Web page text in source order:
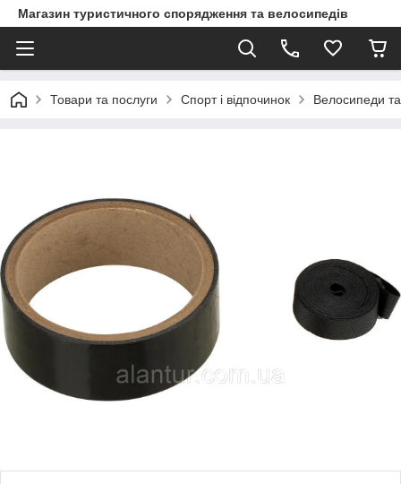
Магазин туристичного спорядження та велосипедів
Товари та послуги Спорт і відпочинок Велосипеди